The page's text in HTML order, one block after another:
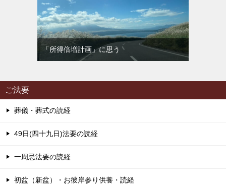
「所得倍増計画」に思う
ご法要
葬儀・葬式の読経
49日(四十九日)法要の読経
一周忌法要の読経
初盆（新盆）・お彼岸参り供養・読経